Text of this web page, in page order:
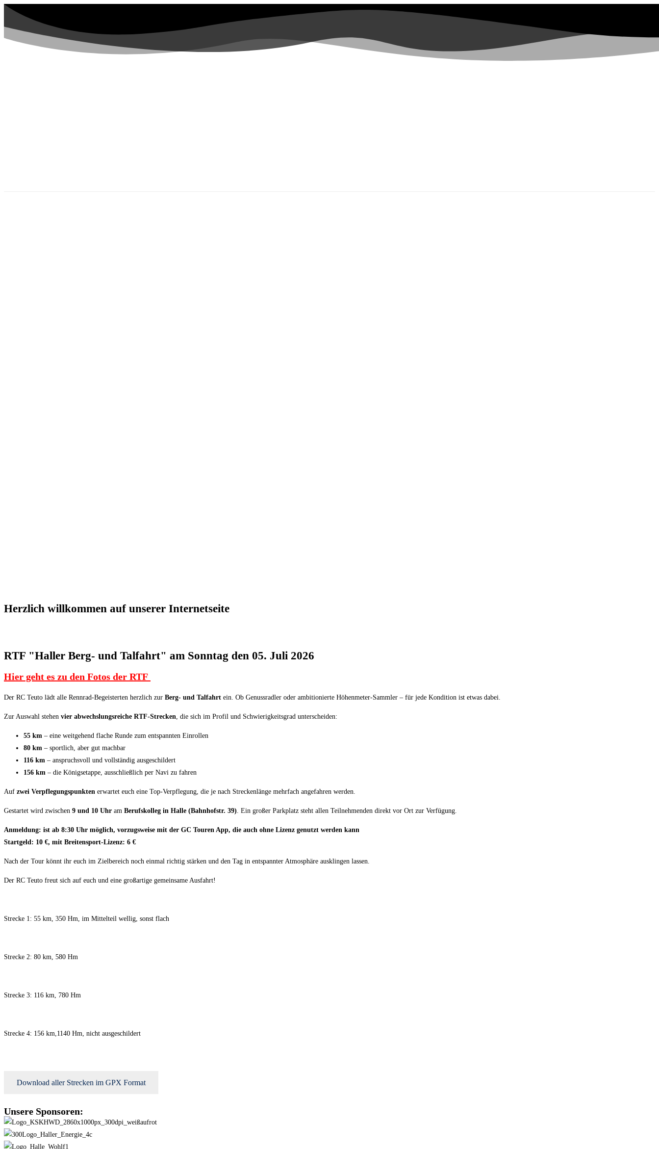
Herzlich willkommen auf unserer Internetseite
RTF "Haller Berg- und Talfahrt" am Sonntag den 05. Juli 2026
Hier geht es zu den Fotos der RTF
Der RC Teuto lädt alle Rennrad-Begeisterten herzlich zur Berg- und Talfahrt ein. Ob Genussradler oder ambitionierte Höhenmeter-Sammler – für jede Kondition ist etwas dabei.
Zur Auswahl stehen vier abwechslungsreiche RTF-Strecken, die sich im Profil und Schwierigkeitsgrad unterscheiden:
55 km – eine weitgehend flache Runde zum entspannten Einrollen
80 km – sportlich, aber gut machbar
116 km – anspruchsvoll und vollständig ausgeschildert
156 km – die Königsetappe, ausschließlich per Navi zu fahren
Auf zwei Verpflegungspunkten erwartet euch eine Top-Verpflegung, die je nach Streckenlänge mehrfach angefahren werden.
Gestartet wird zwischen 9 und 10 Uhr am Berufskolleg in Halle (Bahnhofstr. 39). Ein großer Parkplatz steht allen Teilnehmenden direkt vor Ort zur Verfügung.
Anmeldung: ist ab 8:30 Uhr möglich, vorzugsweise mit der GC Touren App, die auch ohne Lizenz genutzt werden kann
Startgeld: 10 €, mit Breitensport-Lizenz: 6 €
Nach der Tour könnt ihr euch im Zielbereich noch einmal richtig stärken und den Tag in entspannter Atmosphäre ausklingen lassen.
Der RC Teuto freut sich auf euch und eine großartige gemeinsame Ausfahrt!
Strecke 1: 55 km, 350 Hm, im Mittelteil wellig, sonst flach
Strecke 2: 80 km, 580 Hm
Strecke 3: 116 km, 780 Hm
Strecke 4: 156 km,1140 Hm, nicht ausgeschildert
Download aller Strecken im GPX Format
Unsere Sponsoren: